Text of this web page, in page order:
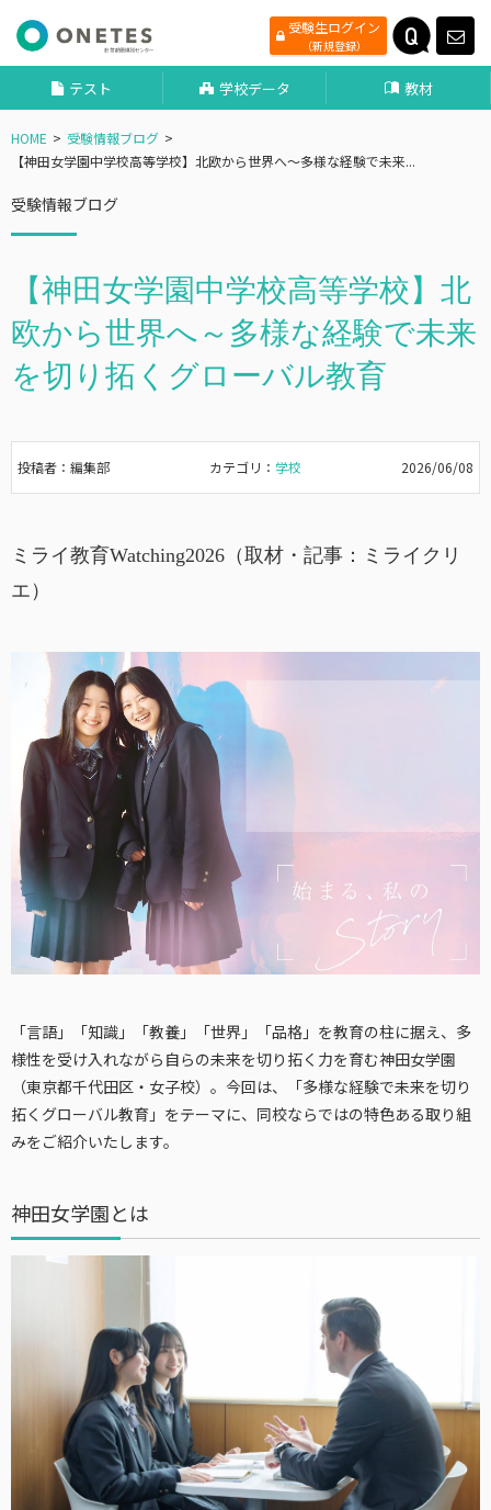
受験生ログイン
（新規登録）
テスト 学校データ 教材
HOME
受験情報ブログ
【神田女学園中学校高等学校】北欧から世界へ～多様な経験で未来...
受験情報ブログ
【神田女学園中学校高等学校】北
欧から世界へ～多様な経験で未来
を切り拓くグローバル教育
投稿者：編集部 カテゴリ： 学校 2026/06/08
ミライ教育Watching2026（取材・記事：ミライクリ
エ）
「言語」「知識」「教養」「世界」「品格」を教育の柱に据え、多
様性を受け入れながら自らの未来を切り拓く力を育む神田女学園
（東京都千代田区・女子校）。今回は、「多様な経験で未来を切り
拓くグローバル教育」をテーマに、同校ならではの特色ある取り組
みをご紹介いたします。
神田女学園とは